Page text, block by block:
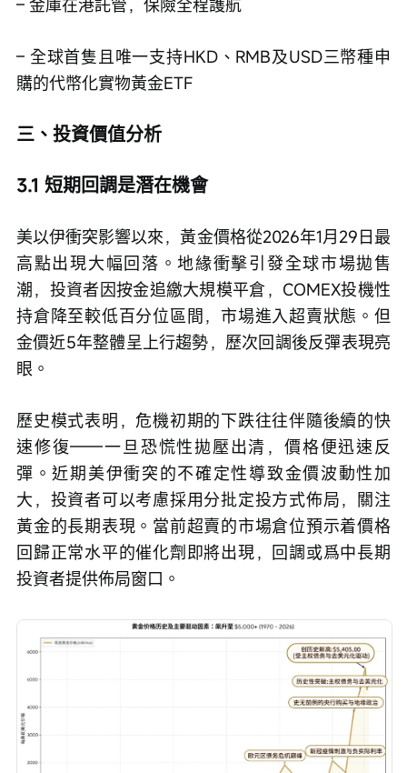
– 全球首隻且唯一支持HKD、RMB及USD三幣種申
購的代幣化實物黃金ETF
三、投資價值分析
3.1 短期回調是潛在機會
美以伊衝突影響以來，黃金價格從2026年1月29日最
高點出現大幅回落。地緣衝擊引發全球市場拋售
潮，投資者因按金追繳大規模平倉，COMEX投機性
持倉降至較低百分位區間，市場進入超賣狀態。但
金價近5年整體呈上行趨勢，歷次回調後反彈表現亮
眼。
歷史模式表明，危機初期的下跌往往伴隨後續的快
速修復——一旦恐慌性拋壓出清，價格便迅速反
彈。近期美伊衝突的不確定性導致金價波動性加
大，投資者可以考慮採用分批定投方式佈局，關注
黃金的長期表現。當前超賣的市場倉位預示着價格
回歸正常水平的催化劑即將出現，回調或爲中長期
投資者提供佈局窗口。